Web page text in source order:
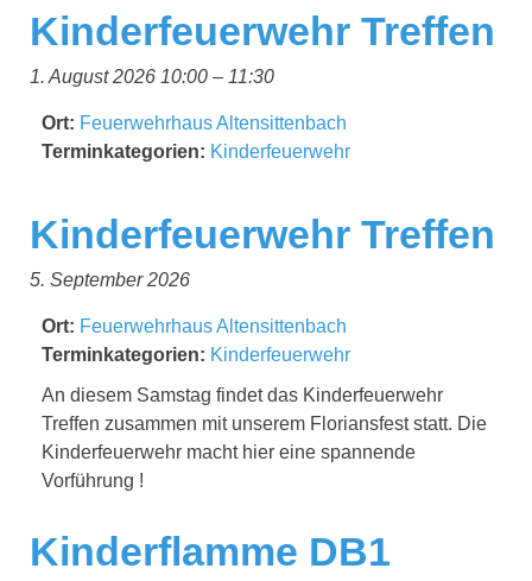
Kinderfeuerwehr Treffen
1. August 2026 10:00 – 11:30
Ort: Feuerwehrhaus Altensittenbach
Terminkategorien: Kinderfeuerwehr
Kinderfeuerwehr Treffen
5. September 2026
Ort: Feuerwehrhaus Altensittenbach
Terminkategorien: Kinderfeuerwehr
An diesem Samstag findet das Kinderfeuerwehr
Treffen zusammen mit unserem Floriansfest statt. Die
Kinderfeuerwehr macht hier eine spannende
Vorführung !
Kinderflamme DB1